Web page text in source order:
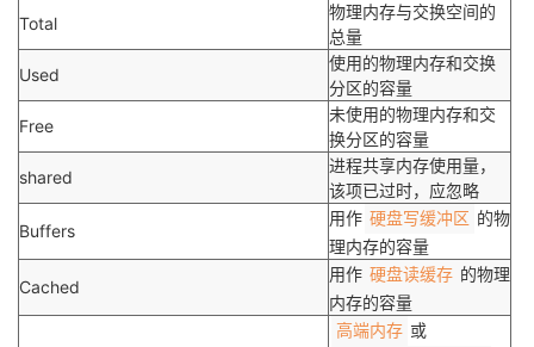
Total
物理内存与交换空间的
总量
Used
使用的物理内存和交换
分区的容量
Free
未使用的物理内存和交
换分区的容量
shared
进程共享内存使用量，
该项已过时，应忽略
Buffers
用作 硬盘写缓冲区 的物
理内存的容量
Cached
用作 硬盘读缓存 的物理
内存的容量
高端内存 或